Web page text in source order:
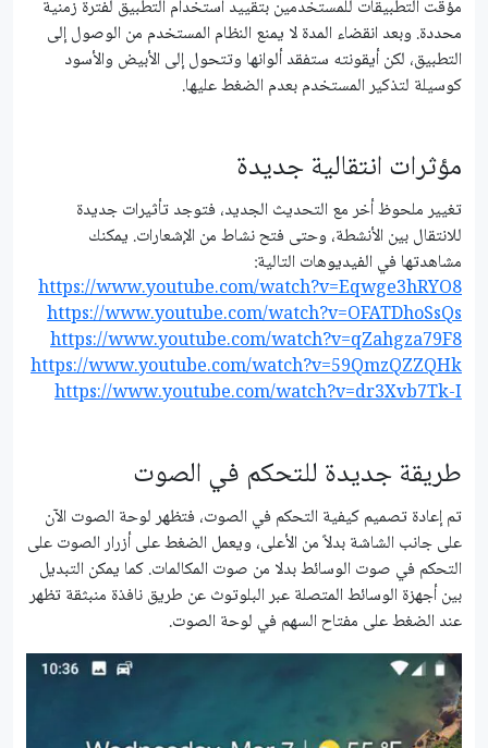
مؤقت التطبيقات للمستخدمين بتقييد استخدام التطبيق لفترة زمنية
محددة. وبعد انقضاء المدة لا يمنع النظام المستخدم من الوصول إلى
التطبيق، لكن أيقونته ستفقد ألوانها وتتحول إلى الأبيض والأسود
كوسيلة لتذكير المستخدم بعدم الضغط عليها.
مؤثرات انتقالية جديدة
تغيير ملحوظ أخر مع التحديث الجديد، فتوجد تأثيرات جديدة
للانتقال بين الأنشطة، وحتى فتح نشاط من الإشعارات. يمكنك
مشاهدتها في الفيديوهات التالية:
https://www.youtube.com/watch?v=Eqwge3hRYO8
https://www.youtube.com/watch?v=OFATDhoSsQs
https://www.youtube.com/watch?v=qZahgza79F8
https://www.youtube.com/watch?v=59QmzQZZQHk
https://www.youtube.com/watch?v=dr3Xvb7Tk-I
طريقة جديدة للتحكم في الصوت
تم إعادة تصميم كيفية التحكم في الصوت، فتظهر لوحة الصوت الآن
على جانب الشاشة بدلاً من الأعلى، ويعمل الضغط على أزرار الصوت على
التحكم في صوت الوسائط بدلا من صوت المكالمات. كما يمكن التبديل
بين أجهزة الوسائط المتصلة عبر البلوتوث عن طريق نافذة منبثقة تظهر
عند الضغط على مفتاح السهم في لوحة الصوت.